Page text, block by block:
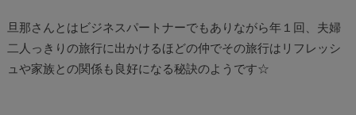
旦那さんとはビジネスパートナーでもありながら年１回、夫婦
二人っきりの旅行に出かけるほどの仲でその旅行はリフレッシ
ュや家族との関係も良好になる秘訣のようです☆